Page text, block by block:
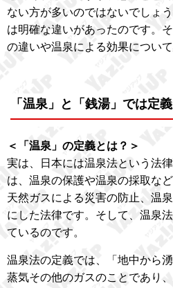
ない方が多いのではないでしょ
は明確な違いがあったのです。
の違いや温泉による効果につい
「温泉」と「銭湯」では定
＜「温泉」の定義とは？＞
実は、日本には温泉法という法
は、温泉の保護や温泉の採取な
天然ガスによる災害の防止、温
にした法律です。そして、温泉
ているのです。
温泉法の定義では、「地中から
蒸気その他のガスのことであり